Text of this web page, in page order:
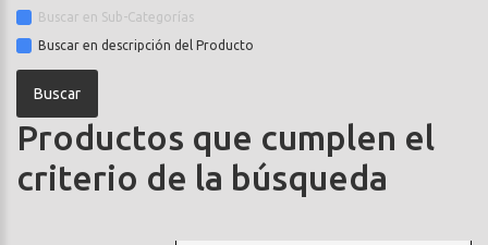
Buscar en Sub-Categorías
Buscar en descripción del Producto
Productos que cumplen el
criterio de la búsqueda